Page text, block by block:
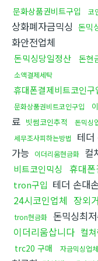
문화상품권비트구입 코
상화폐자금믹싱 돈믹
화안전업체
돈믹싱당일정산 돈현
소액결제세탁
휴대폰결제비트코인구
문화상품권비트코인구입
료 빗썸코인추적
돈믹싱
세무조사피하는방법
테더
가능 이더리움현금화 컬
비트코인믹싱 휴대
tron구입 테더 손대
24시코인업체 장외
tron현금화 돈믹싱최
이더리움삽니다 컬
trc20 구매 자금믹싱업체